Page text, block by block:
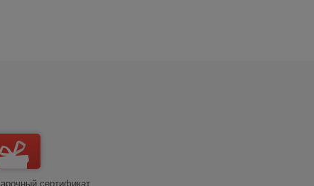
сертификат